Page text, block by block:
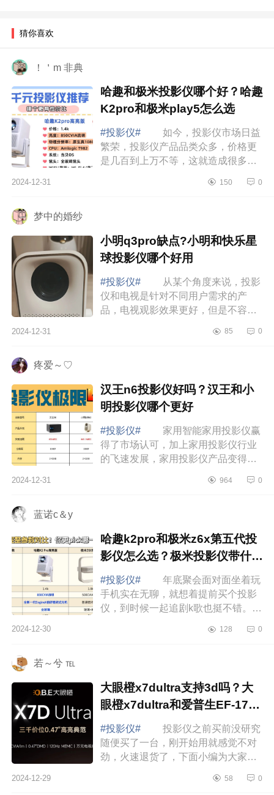
猜你喜欢
！＇m 非典
哈趣和极米投影仪哪个好？哈趣
K2pro和极米play5怎么选
#投影仪#
如今，投影仪市场日益
繁荣，投影仪产品品类众多，价格更
是几百到上万不等，这就造成很多人
别是千元这个价位，属不仅价格亲
2024-12-31 150 0
梦中的婚纱
小明q3pro缺点?小明和快乐星
球投影仪哪个好用
#投影仪#
从某个角度来说，投影
仪和电视是针对不同用户需求的产
品，电视观影效果更好，但是不容易
更加不方便；投影仪方便移动，可以
2024-12-31 85 0
疼爱～♡
汉王n6投影仪好吗？汉王和小
明投影仪哪个更好
#投影仪#
家用智能家用投影仪赢
得了市场认可，加上家用投影仪行业
的飞速发展，家用投影仪产品变得更
子也越来越多，对消费者来说，选择
2024-12-31 964 0
蓝诺c＆y
哈趣k2pro和极米z6x第五代投
影仪怎么选？极米投影仪带什么
系统
#投影仪#
年底聚会面对面坐着玩
手机实在无聊，就想着提前买个投影
仪，到时候一起追剧k歌也挺不错。下
影仪带什么系统？哈趣k2pro高亮版和
2024-12-30 128 0
若～兮 ℡
大眼橙x7dultra支持3d吗？大
眼橙x7dultra和爱普生EF-17N
如何选
#投影仪#
投影仪之前买前没研究
随便买了一台，刚开始用就感觉不对
劲，火速退货了，下面小编为大家介
橙x7dultra和爱普生EF-17N如何
2024-12-29 58 0